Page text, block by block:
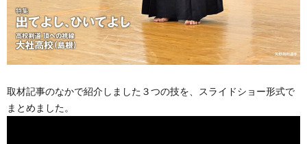
取材記事のなかで紹介しました３つの技を、スライドショー形式で
まとめました。